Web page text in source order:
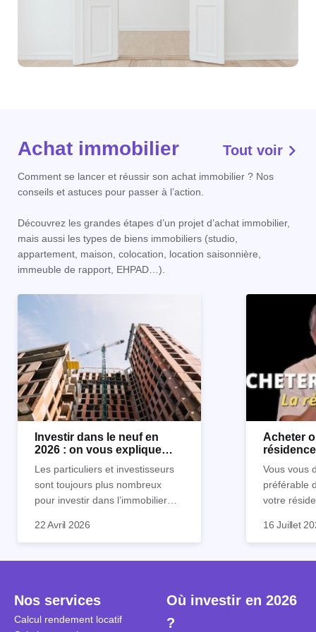
Achat immobilier Tout voir
Comment se lancer et réussir son achat immobilier ? Nos
conseils et astuces pour passer à l’action.
Découvrez les grandes étapes d’un projet d’achat immobilier,
mais aussi les types de biens immobiliers (studio,
appartement, maison, colocation, location saisonnière,
immeuble de rapport, EHPAD…).
Investir dans le neuf en
2026 : on vous explique
Les particuliers et investisseurs
sont toujours plus nombreux
pour investir dans l’immobilier
nombreux avantages à choisir ce
expliquons tout dans cet article.
22 Avril 2026
Acheter
Vous vous
préférable
votre
pour
la règle
secondes
fenêtres"
sécuriser
16 Juillet
Nos services
Calcul rendement locatif
Où investir en 2026
?